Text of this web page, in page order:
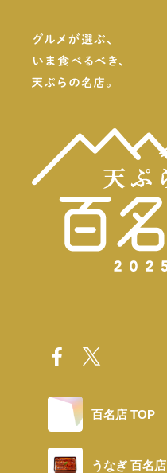
百名店 TOP
うなぎ 百名店